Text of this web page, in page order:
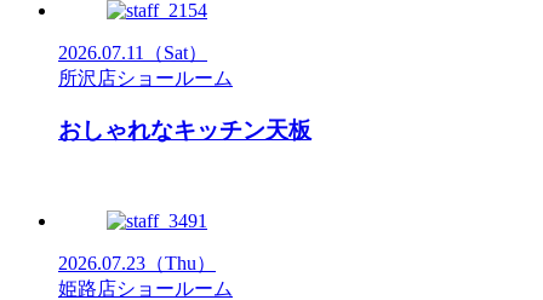
2026.07.11
（Sat）
所沢店ショールーム
おしゃれなキッチン天板
2026.07.23 （Thu）
姫路店ショールーム